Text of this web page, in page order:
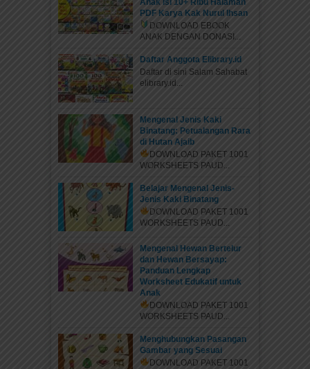
Anak Isi 10+ Ribu Halaman
PDF Karya Kak Nurul Ihsan
DOWNLOAD EBOOK
ANAK DENGAN DONASI...
Daftar Anggota Elibrary.id
Daftar di sini Salam Sahabat
elibrary.id...
Mengenal Jenis Kaki
Binatang: Petualangan Rara
di Hutan Ajaib
DOWNLOAD PAKET 1001
WORKSHEETS PAUD...
Belajar Mengenal Jenis-
Jenis Kaki Binatang
DOWNLOAD PAKET 1001
WORKSHEETS PAUD...
Mengenal Hewan Bertelur
dan Hewan Bersayap:
Panduan Lengkap
Worksheet Edukatif untuk
Anak
DOWNLOAD PAKET 1001
WORKSHEETS PAUD...
Menghubungkan Pasangan
Gambar yang Sesuai
DOWNLOAD PAKET 1001